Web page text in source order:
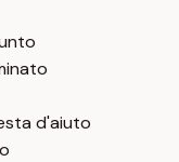
d'aiuto